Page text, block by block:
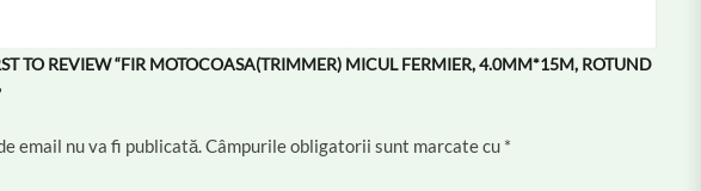
TO REVIEW “FIR MOTOCOASA(TRIMMER) MICUL FERMIER, 4.0MM*15M, ROTUND
email nu va fi publicată.Câmpurile obligatorii sunt marcate cu *